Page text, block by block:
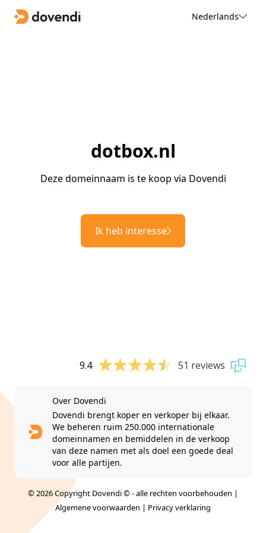
Nederlands
dotbox.nl
Deze domeinnaam is te koop via Dovendi
Ik heb interesse
9.4 51 reviews
Over Dovendi
Dovendi brengt koper en verkoper bij elkaar.
We beheren ruim 250.000 internationale
domeinnamen en bemiddelen in de verkoop
van deze namen met als doel een goede deal
voor alle partijen.
© 2026 Copyright Dovendi © - alle rechten voorbehouden |
Algemene voorwaarden | Privacy verklaring